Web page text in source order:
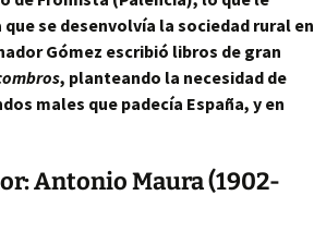
se desenvolvía la sociedad rural en
Gómez escribió libros de gran
, planteando la necesidad de
males que padecía España, y en
Antonio Maura (1902-